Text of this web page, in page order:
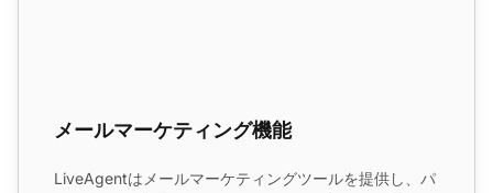
メールマーケティング機能
LiveAgentはメールマーケティングツールを提供し、パ